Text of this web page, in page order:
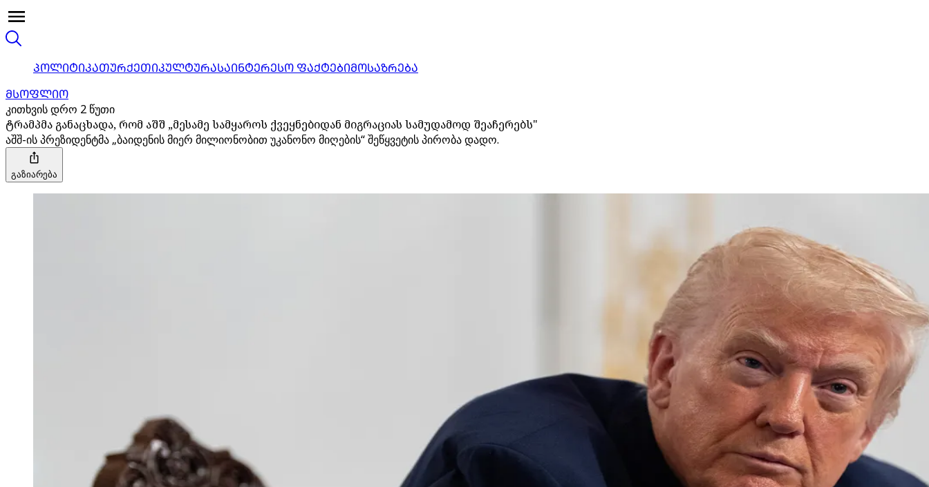
ᲞᲝᲚᲘᲢᲘᲙᲐᲗᲣᲠᲥᲔᲗᲘᲙᲣᲚᲢᲣᲠᲐᲡᲐᲘᲜᲢᲔᲠᲔᲡᲝ ᲤᲐᲥᲢᲔᲑᲘᲛᲝᲡᲐᲖᲠᲔᲑᲐ
ᲛᲡᲝᲤᲚᲘᲝ
კითხვის დრო 2 წუთი
ტრამპმა განაცხადა, რომ აშშ „მესამე სამყაროს ქვეყნებიდან მიგრაციას სამუდამოდ შეაჩერებს"
აშშ-ის პრეზიდენტმა „ბაიდენის მიერ მილიონობით უკანონო მიღების“ შეწყვეტის პირობა დადო.
გაზიარება